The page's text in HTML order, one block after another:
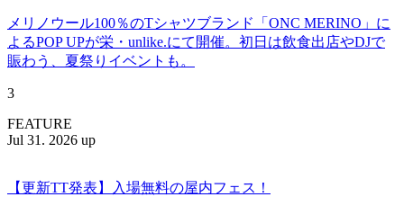
メリノウール100％のTシャツブランド「ONC MERINO」に
よるPOP UPが栄・unlike.にて開催。初日は飲食出店やDJで
賑わう、夏祭りイベントも。
3
FEATURE
Jul 31. 2026 up
【更新TT発表】入場無料の屋内フェス！